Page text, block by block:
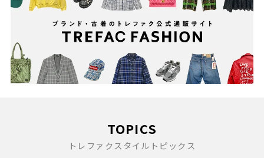
TOPICS
トレファクスタイルトピックス